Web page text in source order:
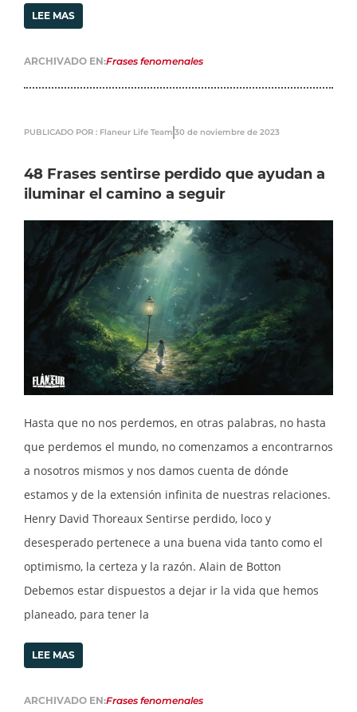
LEE MAS
ARCHIVADO EN:Frases fenomenales
PUBLICADO POR : Flaneur Life Team 30 de noviembre de 2023
48 Frases sentirse perdido que ayudan a
iluminar el camino a seguir
Hasta que no nos perdemos, en otras palabras, no hasta
que perdemos el mundo, no comenzamos a encontrarnos
a nosotros mismos y nos damos cuenta de dónde
estamos y de la extensión infinita de nuestras relaciones.
Henry David Thoreaux Sentirse perdido, loco y
desesperado pertenece a una buena vida tanto como el
optimismo, la certeza y la razón. Alain de Botton
Debemos estar dispuestos a dejar ir la vida que hemos
planeado, para tener la
LEE MAS
ARCHIVADO EN:Frases fenomenales